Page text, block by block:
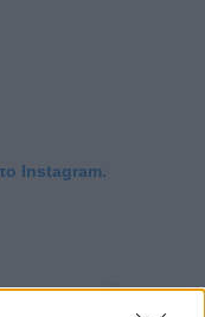
Instagram.